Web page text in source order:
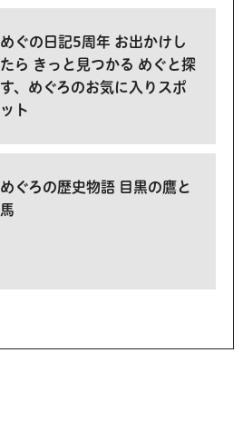
めぐの日記5周年 お出かけし
たら きっと見つかる めぐと探
す、めぐろのお気に入りスポ
ット
めぐろの歴史物語 目黒の鷹と
馬